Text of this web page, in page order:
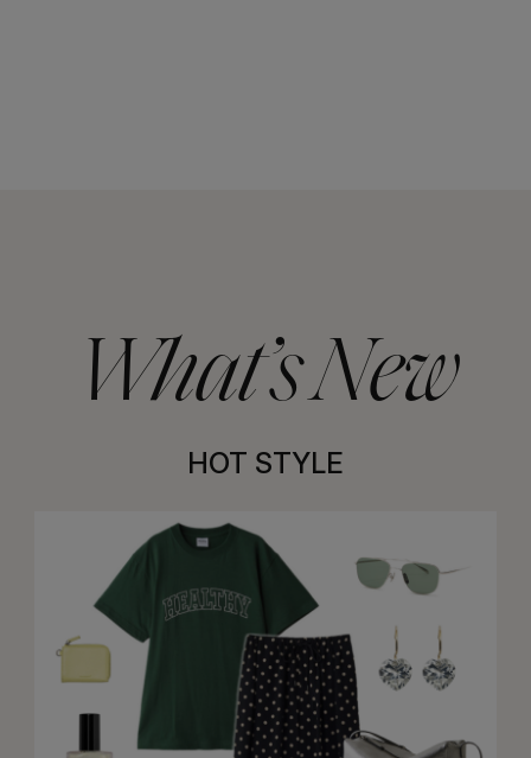
What’s New
HOT STYLE